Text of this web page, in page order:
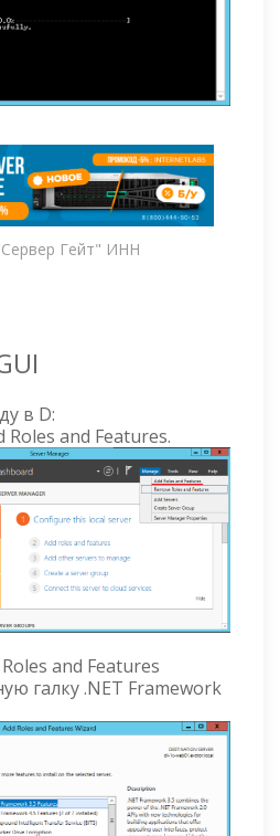
Гейт" ИНН
в D:
and Features.
and Features
галку .NET Framework